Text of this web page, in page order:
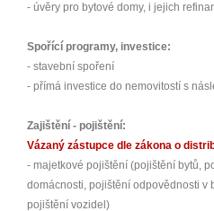
- úvěry pro bytové domy, i jejich
Spořící programy, investice:
- stavební spoření
- přímá investice do nemovitostí s
Zajištění - pojištění:
Vázaný zástupce dle zákona o
- majetkové pojištění (pojištění bytů,
domácnosti, pojištění odpovědnosti v
pojištění vozidel)